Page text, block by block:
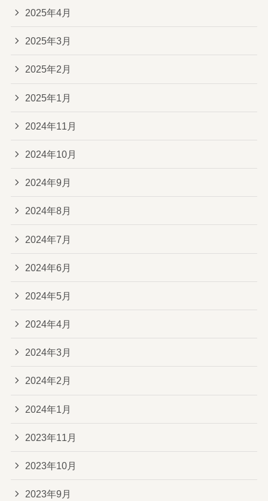
2025年4月
2025年3月
2025年2月
2025年1月
2024年11月
2024年10月
2024年9月
2024年8月
2024年7月
2024年6月
2024年5月
2024年4月
2024年3月
2024年2月
2024年1月
2023年11月
2023年10月
2023年9月